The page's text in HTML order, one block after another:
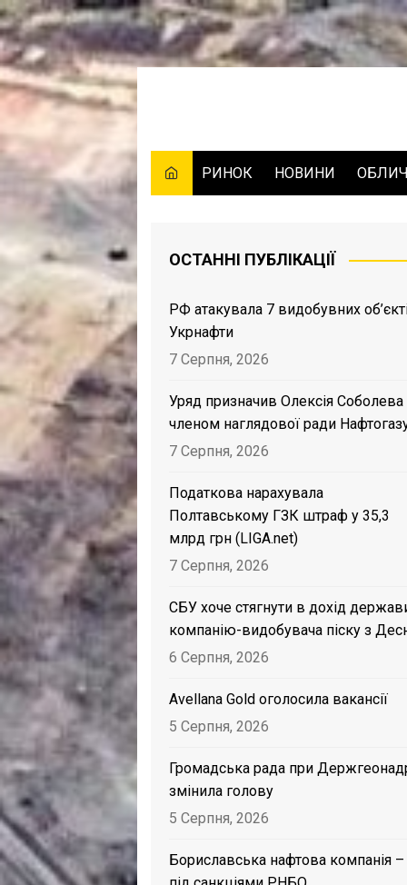
Skip
to
РИНОК НОВИНИ
ОСТАННІ ПУБЛІКАЦІЇ
РФ атакувала 7 видобувних
Укрнафти
7 Серпня, 2026
Уряд призначив Олексія Соболева
членом наглядової ради
7 Серпня, 2026
Податкова нарахувала
Полтавському ГЗК штраф у 35,3
млрд грн (LIGA.net)
7 Серпня, 2026
СБУ хоче стягнути в дохід
компанію-видобувача піску з
6 Серпня, 2026
Avellana Gold оголосила вакансії
5 Серпня, 2026
Громадська рада при
змінила голову
5 Серпня, 2026
Бориславська нафтова компанія –